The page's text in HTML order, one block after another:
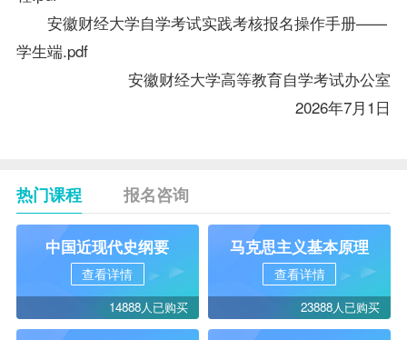
安徽财经大学自学考试实践考核报名操作手册——
学生端.pdf
安徽财经大学高等教育自学考试办公室
2026年7月1 日
热门课程 报名咨询
中国近现代史纲要
查看详情
14888人已购买
马克思主义基本原理
查看详情
23888人已购买